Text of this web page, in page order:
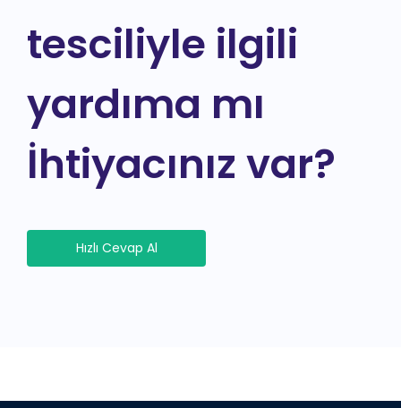
tesciliyle ilgili
yardıma mı
İhtiyacınız var?
Hızlı Cevap Al